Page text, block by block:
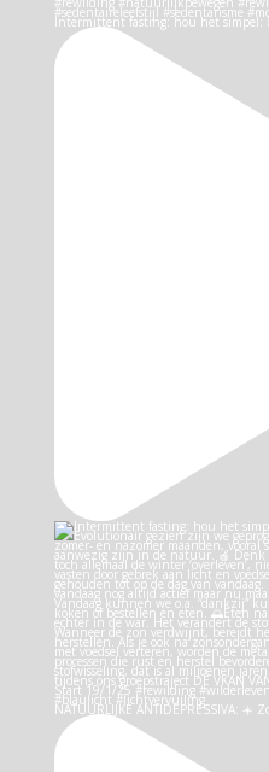
Intermittent fasting: hou het simpel:
NATUURLIJKE ANTIDEPRESSIVA: ☀️